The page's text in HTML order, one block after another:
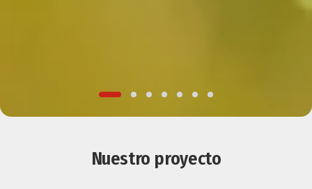
Nuestro proyecto